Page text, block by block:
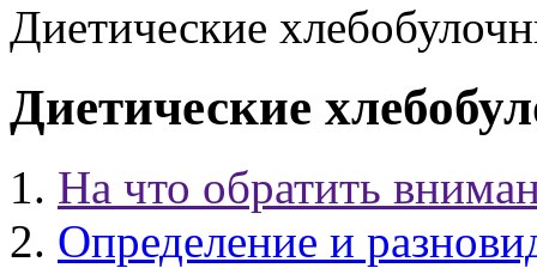
Диетические
Диетические
На что обратить
Определение и